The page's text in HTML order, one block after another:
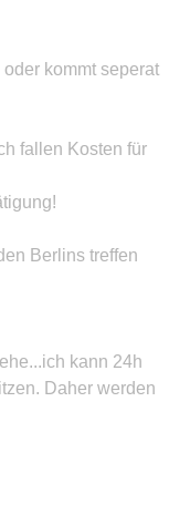
kommt seperat
fallen Kosten für
Berlins treffen
kann 24h
Daher werden